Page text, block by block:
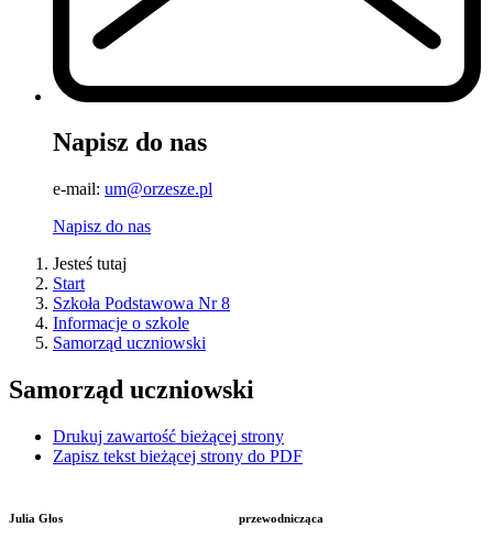
Napisz do nas
e-mail: um@orzesze.pl
Napisz do nas
Jesteś tutaj
Start
Szkoła Podstawowa Nr 8
Informacje o szkole
Samorząd uczniowski
Samorząd uczniowski
Drukuj zawartość bieżącej strony
Zapisz tekst bieżącej strony do PDF
Julia Głos przewodnicząca